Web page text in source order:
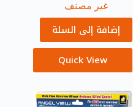
غير مصنف
إضافة إلى السلة
Quick View